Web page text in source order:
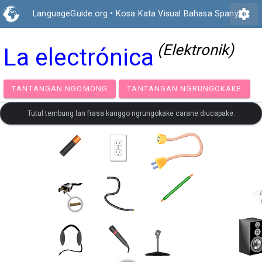
LanguageGuide.org • Kosa Kata Visual Bahasa Spanyol
settings
La electrónica (Elektronik)
TANTANGAN NGOMONG TANTANGAN
Tutul tembung lan frasa kanggo ngrungokake carane diucapake.